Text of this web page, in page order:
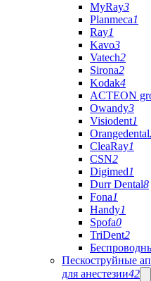
MyRay3
Planmeca1
Ray1
Kavo3
Vatech2
Sirona2
Kodak4
ACTEON
Owandy3
Visiodent1
Orangedental
CleaRay1
CSN2
Digimed1
Durr Dental8
Fona1
Handy1
Spofa0
TriDent2
Пескоструйные
для анестезии42